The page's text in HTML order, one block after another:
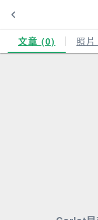
文章 (0) 照